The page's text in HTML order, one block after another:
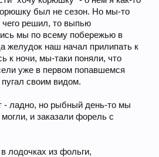
был не сезон. Но мы-то
решил, то выпью
мы по всему побережью в
желудок наш начал прилипать к
к ночи, мы-таки поняли, что
уже в первом попавшемся
своим видом.
- ладно, но рыбный день-то мы
и заказали форель с
лодочках из фольги,